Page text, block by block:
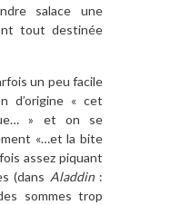
salace une
tout destinée
un peu facile
d’origine « cet
» et on se
«…et la bite
assez piquant
(dans Aladdin:
sommes trop